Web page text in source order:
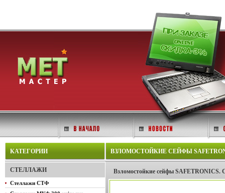
КАТЕГОРИИ
СТЕЛЛАЖИ
Стеллажи СТФ
ВЗЛОМОСТОЙКИЕ СЕЙФЫ
Взломостойкие сейфы SAFETRONICS.